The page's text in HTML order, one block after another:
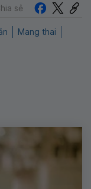
sẻ
Mang thai